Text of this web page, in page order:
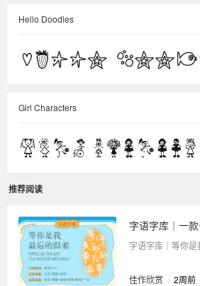
Hello Doodles
Girl Characters
推荐阅读
字语字库｜等你
佳作欣赏 2周前